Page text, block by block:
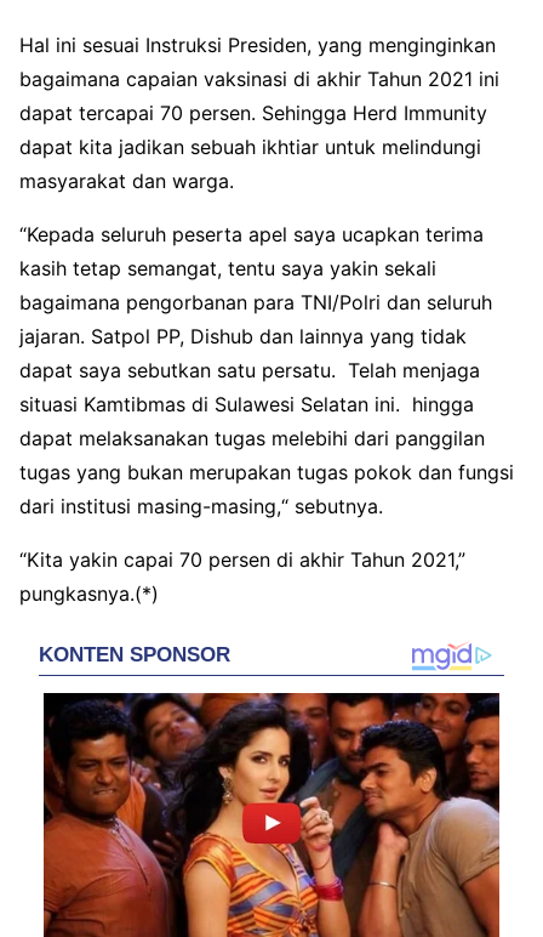
Hal ini sesuai Instruksi Presiden, yang menginginkan
bagaimana capaian vaksinasi di akhir Tahun 2021 ini
dapat tercapai 70 persen. Sehingga Herd Immunity
dapat kita jadikan sebuah ikhtiar untuk melindungi
masyarakat dan warga.
“Kepada seluruh peserta apel saya ucapkan terima
kasih tetap semangat, tentu saya yakin sekali
bagaimana pengorbanan para TNI/Polri dan seluruh
jajaran. Satpol PP, Dishub dan lainnya yang tidak
dapat saya sebutkan satu persatu. Telah menjaga
situasi Kamtibmas di Sulawesi Selatan ini. hingga
dapat melaksanakan tugas melebihi dari panggilan
tugas yang bukan merupakan tugas pokok dan fungsi
dari institusi masing-masing,“ sebutnya.
“Kita yakin capai 70 persen di akhir Tahun 2021,”
pungkasnya.(*)